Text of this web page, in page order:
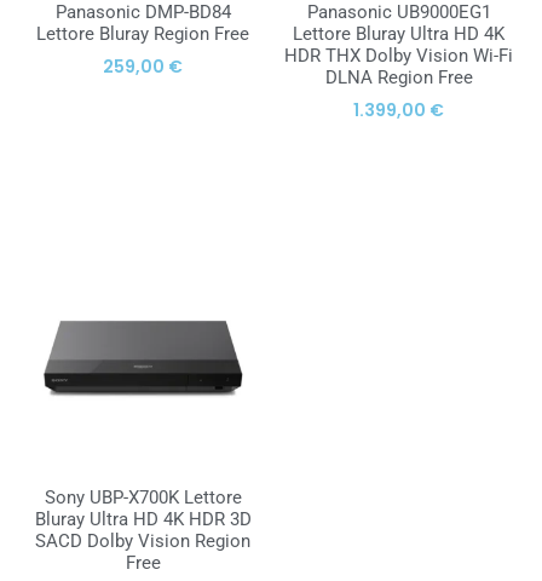
Panasonic DMP-BD84
Lettore Bluray Region Free
259,00 €
Panasonic UB9000EG1
Lettore Bluray Ultra HD 4K
HDR THX Dolby Vision Wi-Fi
DLNA Region Free
1.399,00 €
Sony UBP-X700K Lettore
Bluray Ultra HD 4K HDR 3D
SACD Dolby Vision Region
Free